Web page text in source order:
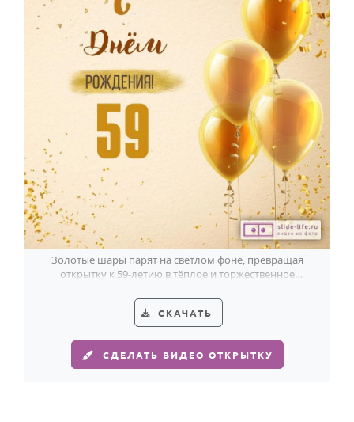
Золотые шары парят на светлом фоне, превращая
открытку к 59-летию в тёплое и торжественное
СКАЧАТЬ
СДЕЛАТЬ ВИДЕО ОТКРЫТКУ